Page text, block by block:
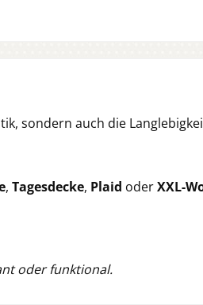
sondern auch die
, Tagesdecke, Plaid oderXXL-
oder funktional.